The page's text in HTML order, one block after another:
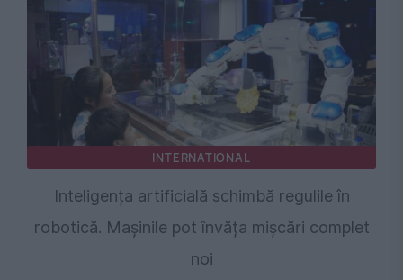
INTERNATIONAL
Inteligența artificială schimbă regulile în
robotică. Mașinile pot învăța mișcări complet
noi